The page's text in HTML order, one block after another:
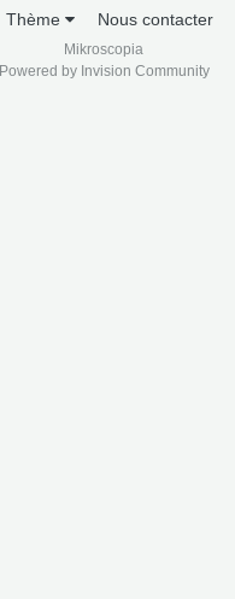
Thème Nous contacter
Mikroscopia
Powered by Invision Community